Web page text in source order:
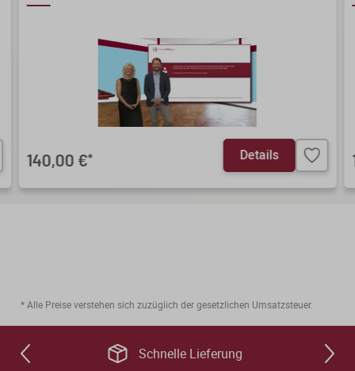
140,00 €* Details
* Alle Preise verstehen sich zuzüglich der gesetzlichen Umsatzsteuer.
Schnelle Lieferung